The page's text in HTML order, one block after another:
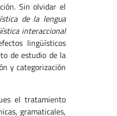
Sin olvidar el
de la lengua
interaccional
lingüísticos
de estudio de la
y categorización
el tratamiento
gramaticales,